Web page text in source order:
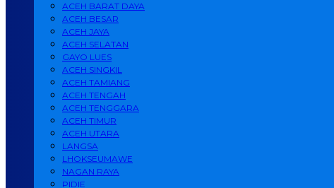
ACEH BARAT DAYA
ACEH BESAR
ACEH JAYA
ACEH SELATAN
GAYO LUES
ACEH SINGKIL
ACEH TAMIANG
ACEH TENGAH
ACEH TENGGARA
ACEH TIMUR
ACEH UTARA
LANGSA
LHOKSEUMAWE
NAGAN RAYA
PIDIE